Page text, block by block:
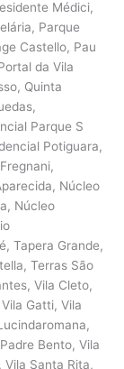
Médici,
Parque
Castello, Pau
da Vila
Quinta
Parque S
Potiguara,
Núcleo
Núcleo
Tapera Grande,
Terras São
Vila Cleto,
Gatti, Vila
Bento, Vila
Vila Santa Rita,